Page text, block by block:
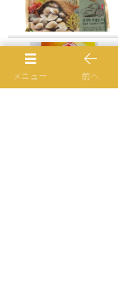
メニュー 前へ